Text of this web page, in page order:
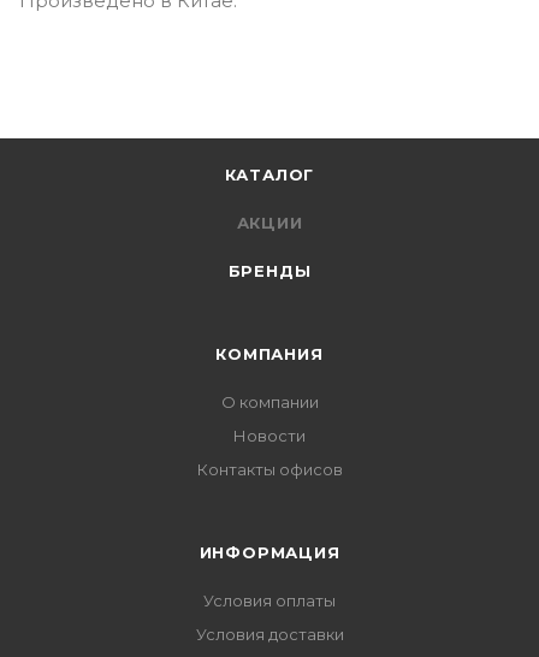
КАТАЛОГ
АКЦИИ
БРЕНДЫ
КОМПАНИЯ
О компании
Новости
Контакты офисов
ИНФОРМАЦИЯ
Условия оплаты
Условия доставки